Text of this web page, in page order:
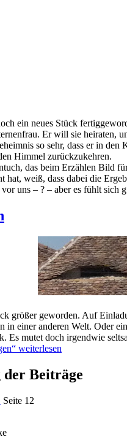
ein neues Stück
Er will sie heiraten,
so sehr, dass er in
Himmel zurückzukehren.
das beim Erzählen Bild
hat, weiß, dass dabei die
uns – ? – aber es fühlt sich
größer geworden. Auf
in einer anderen Welt. Oder
Es mutet doch irgendwie
weiterlesen
der Beiträge
Seite 12